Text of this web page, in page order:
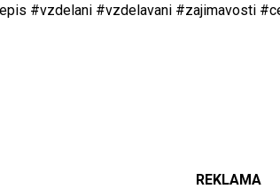
#vzdelani #vzdelavani #zajimavosti
REKLAMA